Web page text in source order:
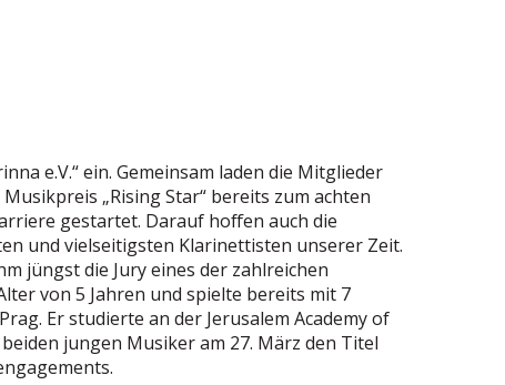
e.V.“ ein. Gemeinsam laden die Mitglieder
„Rising Star“ bereits zum achten
gestartet. Darauf hoffen auch die
und vielseitigsten Klarinettisten unserer Zeit.
jüngst die Jury eines der zahlreichen
von 5 Jahren und spielte bereits mit 7
Er studierte an der Jerusalem Academy of
jungen Musiker am 27. März den Titel